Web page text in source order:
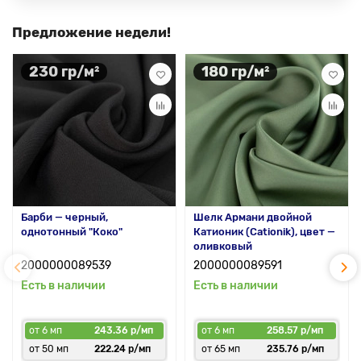
Предложение недели!
230 гр/м²
Барби — черный,
однотонный "Коко"
2000000089539
Есть в наличии
от 6 мп
243.36 р/мп
от 50 мп
222.24 р/мп
180 гр/м²
Шелк Армани двойной
Катионик (Cationik), цвет —
оливковый
2000000089591
Есть в наличии
от 6 мп
258.57 р/мп
от 65 мп
235.76 р/мп